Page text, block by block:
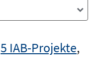
5 IAB-Projekte,